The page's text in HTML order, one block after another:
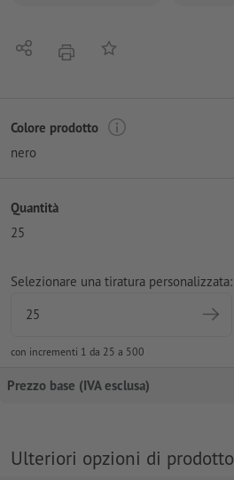
Condividistamparealla lista preferiti
Colore prodotto
nero
Quantità
25
Selezionare una tiratura personalizzata:
con incrementi 1 da 25 a 500
Prezzo base (IVA esclusa)
Ulteriori opzioni di prodotto